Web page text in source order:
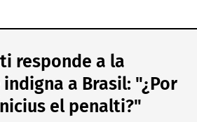
responde a la
a Brasil: "¿Por
el penalti?"